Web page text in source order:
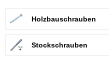
Holzbauschrauben
Stockschrauben